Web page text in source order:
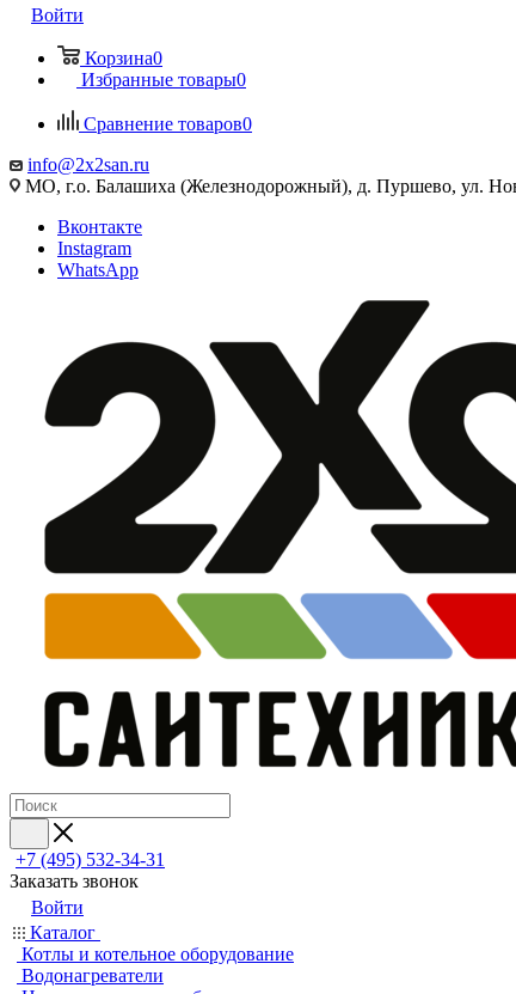
Войти
Корзина0
Избранные товары0
Сравнение товаров0
info@2x2san.ru
МО, г.о. Балашиха (Железнодорожный), д. Пуршево, ул.
Вконтакте
Instagram
WhatsApp
+7 (495) 532‑34‑31
Заказать звонок
Войти
Каталог
Котлы и котельное оборудование
Водонагреватели